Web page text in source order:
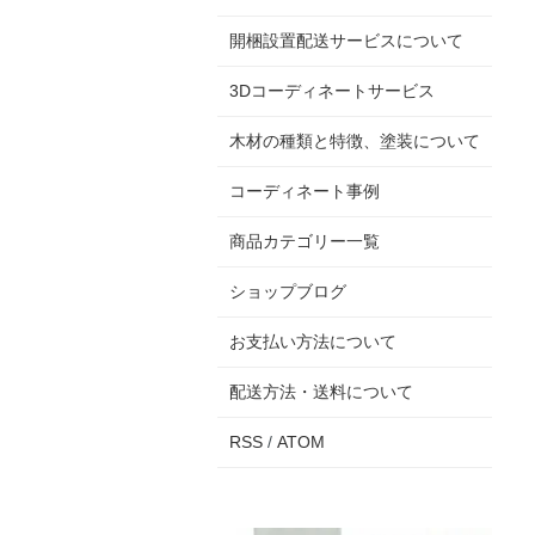
開梱設置配送サービスについて
3Dコーディネートサービス
木材の種類と特徴、塗装について
コーディネート事例
商品カテゴリー一覧
ショップブログ
お支払い方法について
配送方法・送料について
RSS / ATOM